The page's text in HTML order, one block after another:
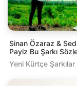
Sinan Özaraz &
Payiz Bu Şarkı
Yeni Kürtçe Şarkılar